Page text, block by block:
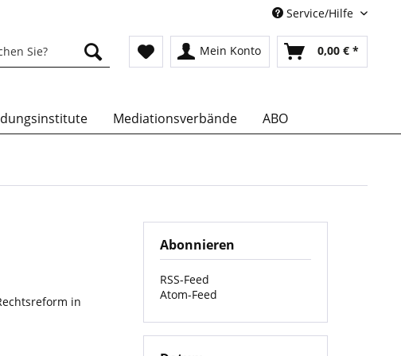
Service/Hilfe
Mein Konto 0,00 € *
Mediationsverbände ABO
Abonnieren
RSS-Feed
Atom-Feed
in